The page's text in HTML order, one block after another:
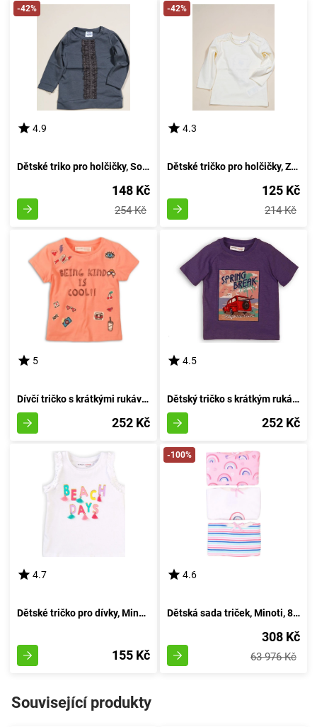
-42%
4.9
Dětské triko pro holčičky, Sobe, 15KKCTSRT14, barva šedá - velikost 92 | Věk 2 roky
148 Kč
254 Kč
-42%
4.3
Dětské tričko pro holčičky, Značka Sobe, Velikost 98 cm, Barva světlá - Věk 3 roky
125 Kč
214 Kč
5
Dívčí tričko s krátkými rukávy, značky Minoti, Whoa 6, odstín růžové barvy - velikost 152/158 | pro děti ve věku 12 až 13 let
252 Kč
4.5
Dětský tričko s krátkým rukávem pro chlapce, značky Minoti, design Break 5, odstín fialové - velikost 152/158 | pro věk 12/13 let
252 Kč
4.7
Dětské tričko pro dívky, Minoti, Paradise 5, bílé - velikost 86/92 | 18-24 měsíců
155 Kč
-100%
4.6
Dětská sada triček, Minoti, 8G NICKS 21, pro holčičku - velikost 92/98 | vhodné pro věk 2-3 let
308 Kč
63 976 Kč
Související produkty